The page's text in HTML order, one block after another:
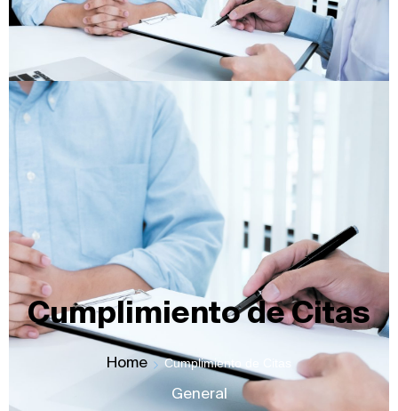
Cumplimiento de Citas
Home Cumplimiento de Citas
General